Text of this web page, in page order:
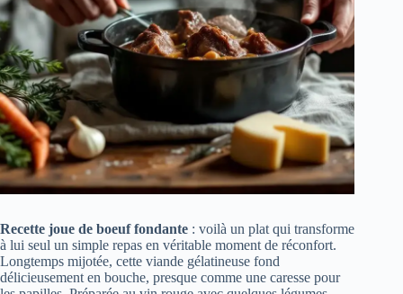
Recette joue de boeuf fondante : voilà un plat qui transforme
à lui seul un simple repas en véritable moment de réconfort.
Longtemps mijotée, cette viande gélatineuse fond
délicieusement en bouche, presque comme une caresse pour